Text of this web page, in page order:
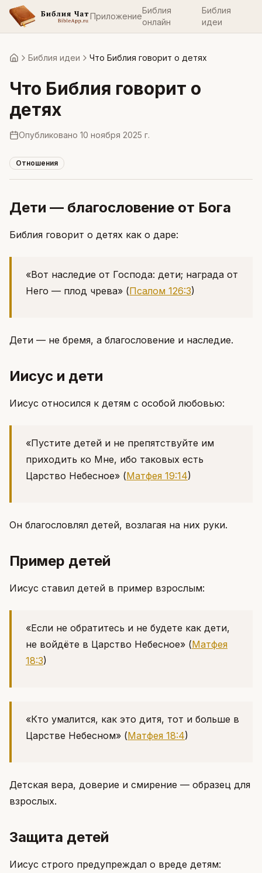
Приложение
Библия
онлайн
Библия
идеи
ГлавнаяБиблия идеи Что Библия говорит о детях
Что Библия говорит о
детях
Опубликовано 10 ноября 2025 г.
Отношения
Дети — благословение от Бога
Библия говорит о детях как о даре:
«Вот наследие от Господа: дети; награда от
Него — плод чрева» (Псалом 126:3)
Дети — не бремя, а благословение и наследие.
Иисус и дети
Иисус относился к детям с особой любовью:
«Пустите детей и не препятствуйте им
приходить ко Мне, ибо таковых есть
Царство Небесное» (Матфея 19:14)
Он благословлял детей, возлагая на них руки.
Пример детей
Иисус ставил детей в пример взрослым:
«Если не обратитесь и не будете как дети,
не войдёте в Царство Небесное» (Матфея
18:3)
«Кто умалится, как это дитя, тот и больше в
Царстве Небесном» (Матфея 18:4)
Детская вера, доверие и смирение — образец для
взрослых.
Защита детей
Иисус строго предупреждал о вреде детям: